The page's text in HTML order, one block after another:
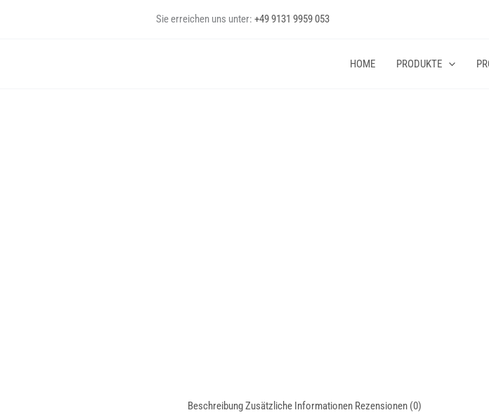
Sie erreichen uns unter: +49 9131 9959 053
HOME PRODUKTE
BeschreibungZusätzliche Informationen Rezensionen (0)